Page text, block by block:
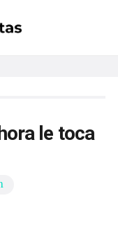
le toca